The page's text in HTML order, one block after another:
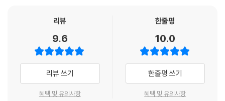
허물을 고쳐 스스로 새로워지다
겉으로는 잔도를 수리하는 것처럼 하고 아무도 모르게 진창을 건너다
가장 핵심적인 요점을 파악하지 못하다
장군이 전장에 있을 때는 군주의 명령이라도 듣지 않아도 된다
호랑이 두 마리가 싸우면 한쪽은 반드시 다친다
힘은 산을 뽑고 기개는 세상을 덮는다
언의 유래와 배경을 상세히 설명했다. 이를 통해 동양 지혜의 정수를 느낄
고대 중국인의 지혜와 현대인의 유머가 살아 있다
고전은 옛 시대의 지혜와 진리가 응축되어 있다. 이런 방대한 지식을 짧은
리뷰
9.6
리뷰 쓰기
혜택 및 유의사항
한줄평
10.0
한줄평 쓰기
혜택 및 유의사항